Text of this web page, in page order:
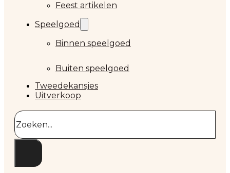
Feest artikelen
Speelgoed
Binnen speelgoed
Buiten speelgoed
Tweedekansjes
Uitverkoop
Zoeken